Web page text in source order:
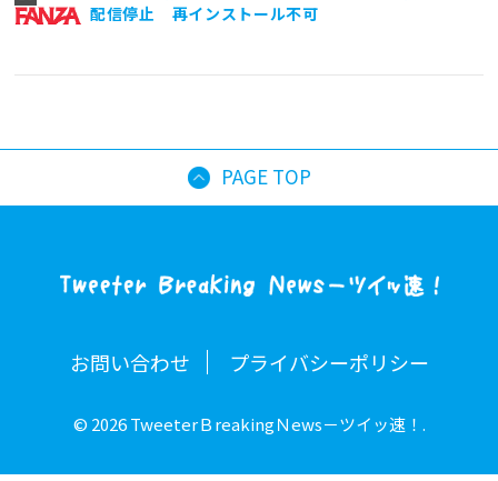
配信停止 再インストール不可
PAGE TOP
お問い合わせ プライバシーポリシー
© 2026 TweeterＢreakingＮews－ツイッ速！.